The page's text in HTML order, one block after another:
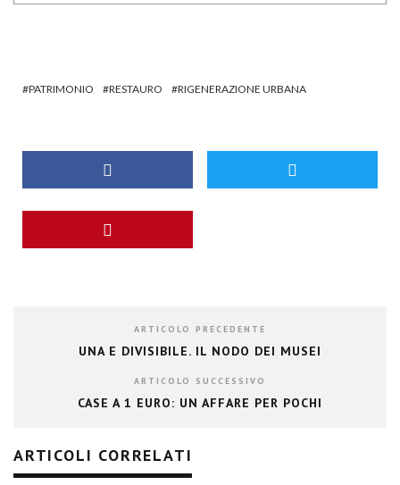
PATRIMONIO RESTAURO RIGENERAZIONE URBANA
ARTICOLO PRECEDENTE
UNA E DIVISIBILE. IL NODO DEI MUSEI
ARTICOLO SUCCESSIVO
CASE A 1 EURO: UN AFFARE PER POCHI
ARTICOLI CORRELATI